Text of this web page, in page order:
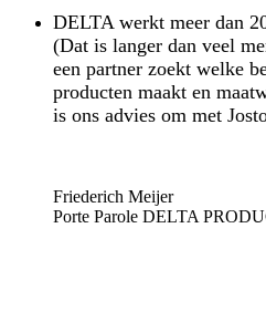
DELTA werkt meer dan
(Dat is langer dan veel
een partner zoekt welke
producten maakt en
is ons advies om met
Friederich Meijer
Porte Parole DELTA